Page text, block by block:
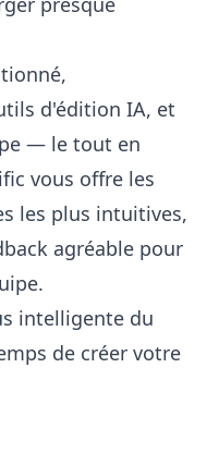
d'édition IA, et
— le tout en
vous offre les
les plus intuitives,
agréable pour
intelligente du
de créer votre